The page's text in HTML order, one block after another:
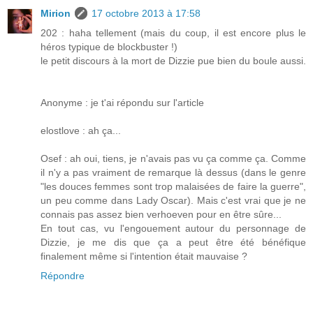
Mirion
17 octobre 2013 à 17:58
202 : haha tellement (mais du coup, il est encore plus le
héros typique de blockbuster !)
le petit discours à la mort de Dizzie pue bien du boule aussi.
Anonyme : je t'ai répondu sur l'article
elostlove : ah ça...
Osef : ah oui, tiens, je n'avais pas vu ça comme ça. Comme
il n'y a pas vraiment de remarque là dessus (dans le genre
"les douces femmes sont trop malaisées de faire la guerre",
un peu comme dans Lady Oscar). Mais c'est vrai que je ne
connais pas assez bien verhoeven pour en être sûre...
En tout cas, vu l'engouement autour du personnage de
Dizzie, je me dis que ça a peut être été bénéfique
finalement même si l'intention était mauvaise ?
Répondre